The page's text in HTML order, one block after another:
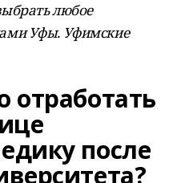
любое
Уфы. Уфимские
отработать
после